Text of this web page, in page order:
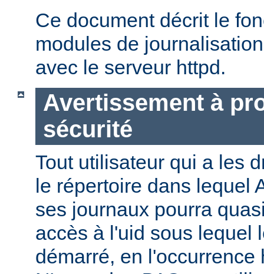
Ce document décrit le
modules de
avec le serveur httpd.
Avertissement à
sécurité
Tout utilisateur qui a les
le répertoire dans lequel
ses journaux pourra
accès à l'uid sous lequel
démarré, en